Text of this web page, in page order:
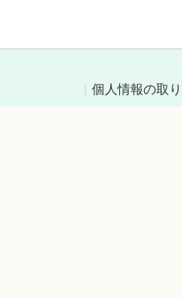
個人情報の取